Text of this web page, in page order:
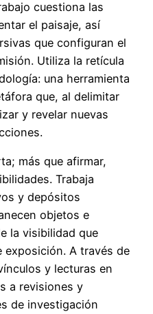
cuestiona las
el paisaje, así
que configuran el
Utiliza la retícula
una herramienta
que, al delimitar
y revelar nuevas
más que afirmar,
Trabaja
y depósitos
objetos e
la visibilidad que
exposición. A través de
y lecturas en
a revisiones y
de investigación